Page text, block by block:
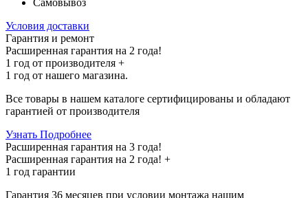
Условия доставки
Гарантия и ремонт
Расширенная гарантия на 2 года!
1 год от производителя +
1 год от нашего магазина.
Все товары в нашем каталоге сертифицированы и обладают
гарантией от производителя
Узнать Подробнее
Расширенная гарантия на 3 года!
Расширенная гарантия на 2 года! +
1 год гарантии
Гарантия 36 месяцев при условии монтажа нашим